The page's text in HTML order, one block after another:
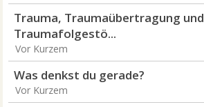
Trauma, Traumaübertragung und
Traumafolgestö...
Vor Kurzem
Was denkst du gerade?
Vor Kurzem